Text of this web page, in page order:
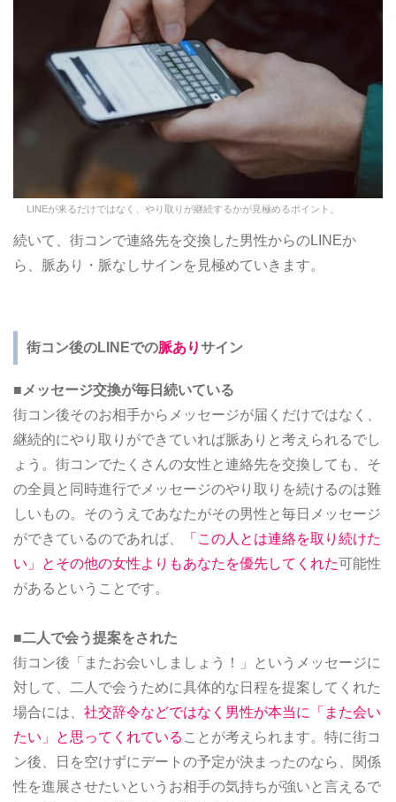
LINEが来るだけではなく、やり取りが継続するかが見極めるポイント。
続いて、街コンで連絡先を交換した男性からのLINEか
ら、脈あり・脈なしサインを見極めていきます。
街コン後のLINEでの脈ありサイン
■メッセージ交換が毎日続いている
街コン後そのお相手からメッセージが届くだけではなく、
継続的にやり取りができていれば脈ありと考えられるでし
ょう。街コンでたくさんの女性と連絡先を交換しても、そ
の全員と同時進行でメッセージのやり取りを続けるのは難
しいもの。そのうえであなたがその男性と毎日メッセージ
ができているのであれば、
「この人とは連絡を取り続けた
い」とその他の女性よりもあなたを優先してくれた可能性
があるということです。
■二人で会う提案をされた
街コン後「またお会いしましょう！」というメッセージに
対して、二人で会うために具体的な日程を提案してくれた
場合には、 社交辞令などではなく男性が本当に「また会い
たい」と思ってくれている ことが考えられます。特に街コ
ン後、日を空けずにデートの予定が決まったのなら、関係
性を進展させたいというお相手の気持ちが強いと言えるで